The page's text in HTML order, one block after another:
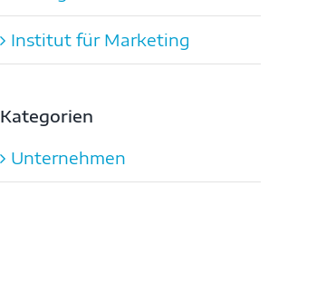
Institut für Marketing
Kategorien
Unternehmen